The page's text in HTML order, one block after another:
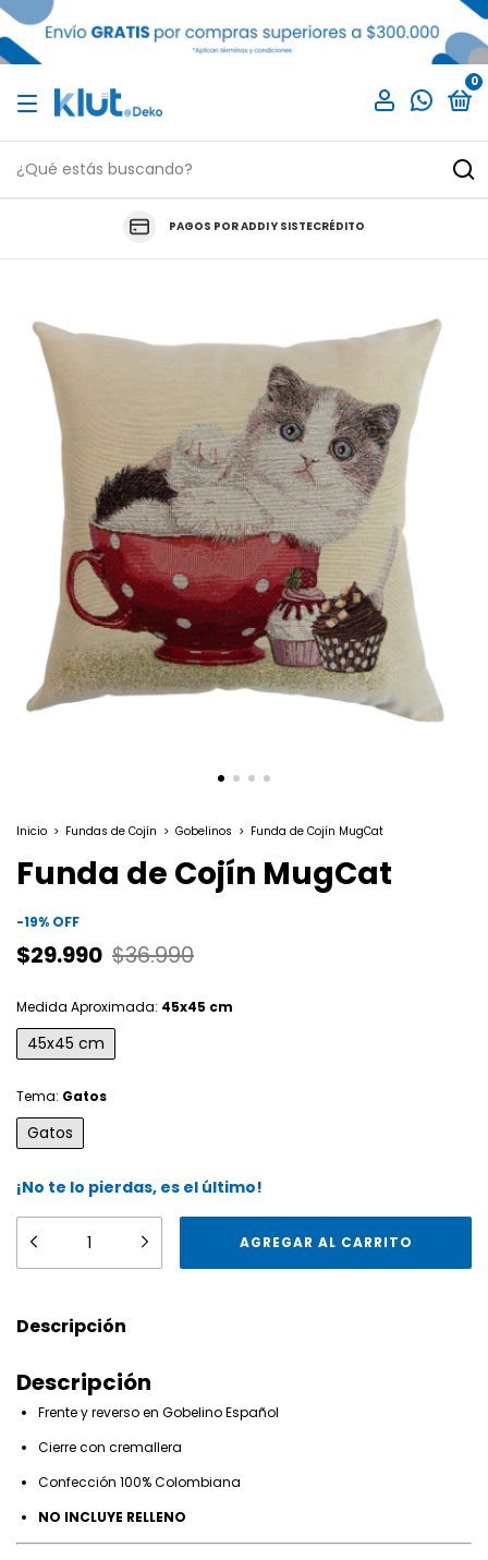
0
PAGOS POR ADDI Y SISTECRÉDITO
Inicio > Fundas de Cojín > Gobelinos > Funda de Cojín MugCat
Funda de Cojín MugCat
-19% OFF
$29.990 $36.990
Medida Aproximada: 45x45 cm
45x45 cm
Tema: Gatos
Gatos
¡No te lo pierdas, es el último!
Descripción
Descripción
Frente y reverso en Gobelino Español
Cierre con cremallera
Confección 100% Colombiana
NO INCLUYE RELLENO